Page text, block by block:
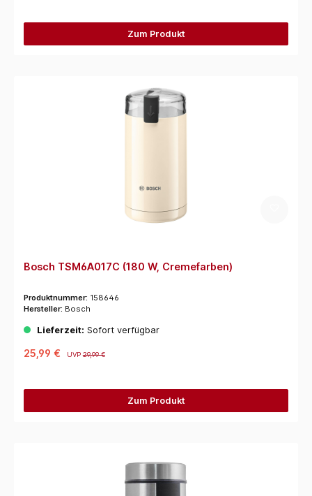
Zum Produkt
Bosch TSM6A017C (180 W, Cremefarben)
Produktnummer: 158646
Hersteller: Bosch
Lieferzeit: Sofort verfügbar
25,99 € UVP29,99 €
Zum Produkt